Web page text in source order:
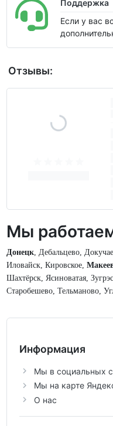
Поддержка
Если у вас
Отзывы:
Мы
Донецк, Дебальцево,
Иловайск, Кировское,
Шахтёрск, Ясиноватая,
Старобешево, Тельманово,
Информация
Мы в социальных
Мы на карте
О нас